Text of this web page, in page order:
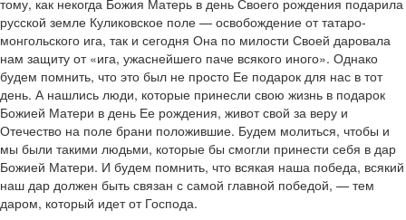
тому, как некогда Божия Матерь в день Своего рождения подарила
русской земле Куликовское поле — освобождение от татаро-
монгольского ига, так и сегодня Она по милости Своей даровала
нам защиту от «ига, ужаснейшего паче всякого иного». Однако
будем помнить, что это был не просто Ее подарок для нас в тот
день. А нашлись люди, которые принесли свою жизнь в подарок
Божией Матери в день Ее рождения, живот свой за веру и
Отечество на поле брани положившие. Будем молиться, чтобы и
мы были такими людьми, которые бы смогли принести себя в дар
Божией Матери. И будем помнить, что всякая наша победа, всякий
наш дар должен быть связан с самой главной победой, — тем
даром, который идет от Господа.